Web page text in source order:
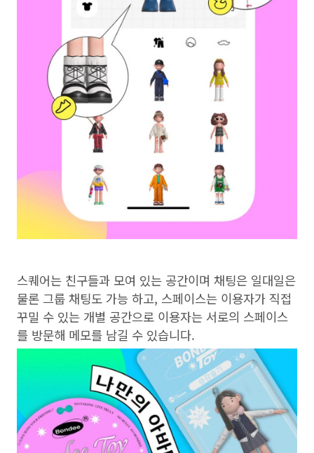
스퀘어는 친구들과 모여 있는 공간이며 채팅은 일대일은
물론 그룹 채팅도 가능 하고, 스페이스는 이용자가 직접
꾸밀 수 있는 개별 공간으로 이용자는 서로의 스페이스
를 방문해 메모를 남길 수 있습니다.